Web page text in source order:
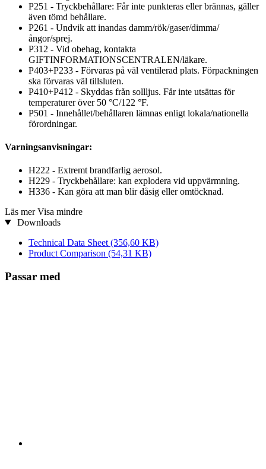
P251 - Tryckbehållare: Får inte punkteras eller brännas, gäller
även tömd behållare.
P261 - Undvik att inandas damm/rök/gaser/dimma/
ångor/sprej.
P312 - Vid obehag, kontakta
GIFTINFORMATIONSCENTRALEN/läkare.
P403+P233 - Förvaras på väl ventilerad plats. Förpackningen
ska förvaras väl tillsluten.
P410+P412 - Skyddas från sollljus. Får inte utsättas för
temperaturer över 50 °C/122 °F.
P501 - Innehållet/behållaren lämnas enligt lokala/nationella
förordningar.
Varningsanvisningar:
H222 - Extremt brandfarlig aerosol.
H229 - Tryckbehållare: kan explodera vid uppvärmning.
H336 - Kan göra att man blir dåsig eller omtöcknad.
Läs mer Visa mindre
Downloads
Technical Data Sheet (356,60 KB)
Product Comparison (54,31 KB)
Passar med